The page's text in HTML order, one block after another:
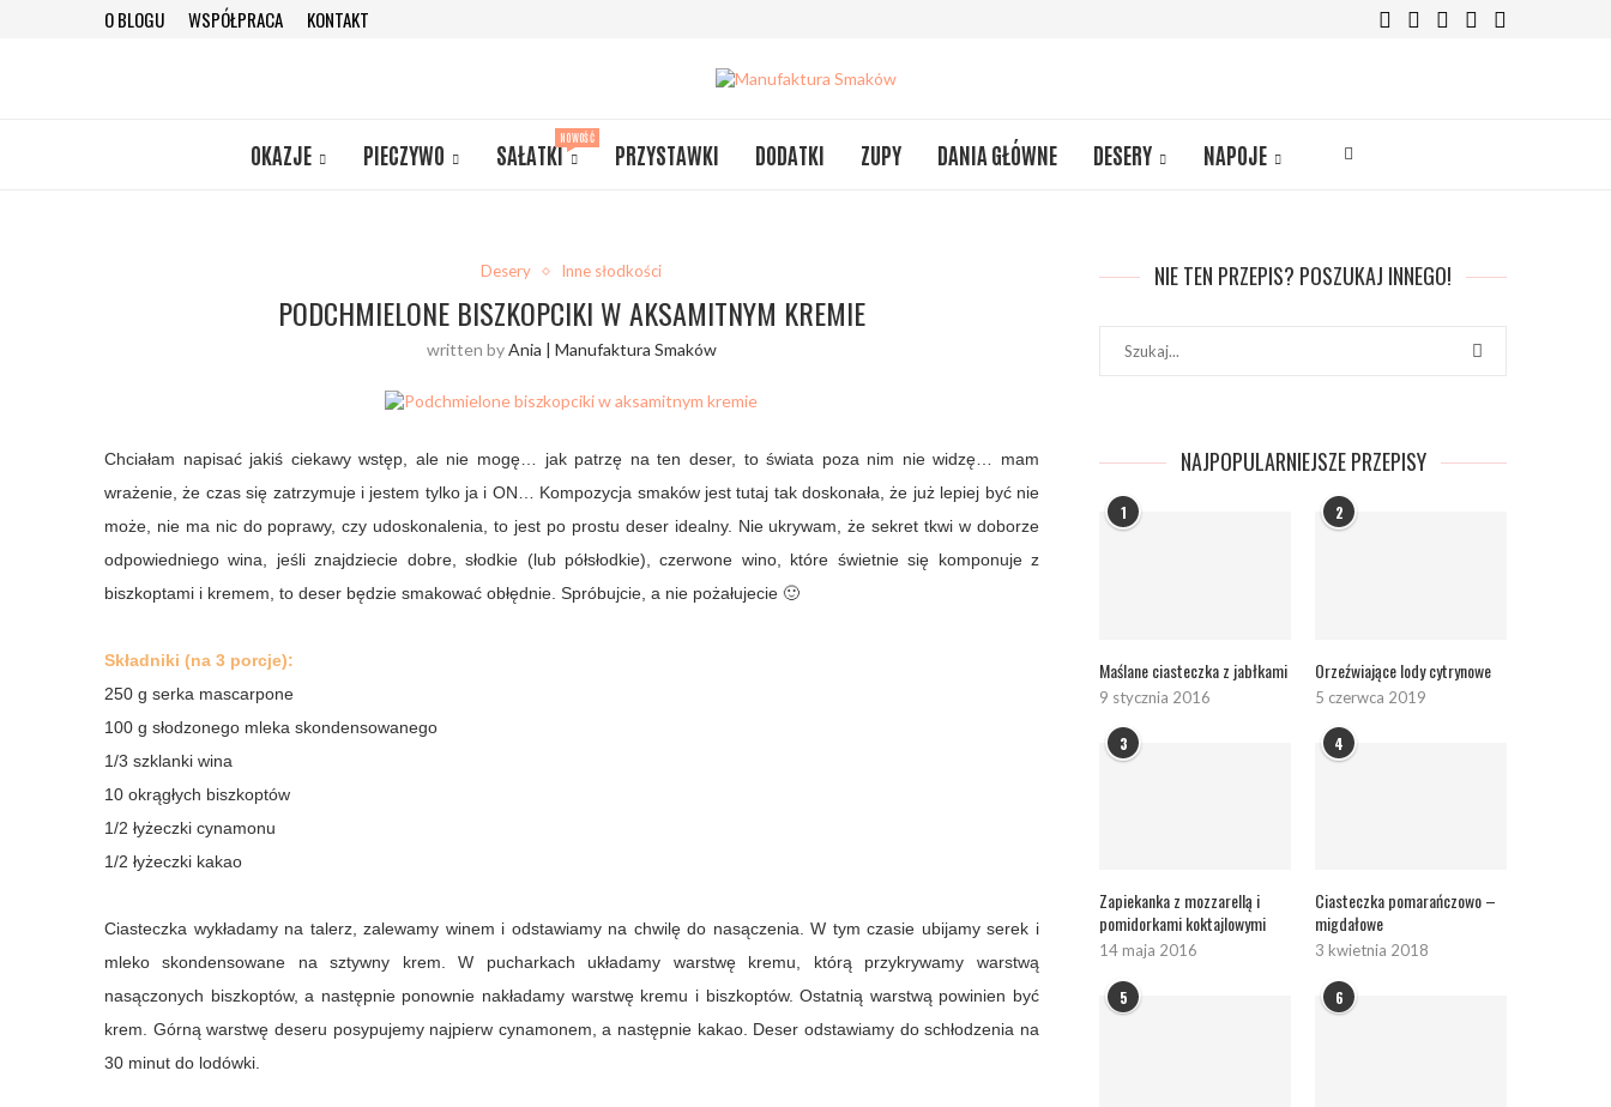
O BLOGU WSPÓŁPRACA KONTAKT
OKAZJE PIECZYWO SAŁATKI
NOWOŚĆ
PRZYSTAWKI DODATKI ZUPY DANIA GŁÓWNE DESERY NAPOJE
Desery Inne słodkości
PODCHMIELONE BISZKOPCIKI W AKSAMITNYM KREMIE
written byAnia | Manufaktura Smaków
Chciałam napisać jakiś ciekawy wstęp, ale nie mogę… jak patrzę na ten deser, to świata poza nim nie widzę… mam
wrażenie, że czas się zatrzymuje i jestem tylko ja i ON… Kompozycja smaków jest tutaj tak doskonała, że już lepiej być nie
może, nie ma nic do poprawy, czy udoskonalenia, to jest po prostu deser idealny. Nie ukrywam, że sekret tkwi w doborze
odpowiedniego wina, jeśli znajdziecie dobre, słodkie (lub półsłodkie), czerwone wino, które świetnie się komponuje z
biszkoptami i kremem, to deser będzie smakować obłędnie. Spróbujcie, a nie pożałujecie 🙂
Składniki (na 3 porcje):
250 g serka mascarpone
100 g słodzonego mleka skondensowanego
1/3 szklanki wina
10 okrągłych biszkoptów
1/2 łyżeczki cynamonu
1/2 łyżeczki kakao
Ciasteczka wykładamy na talerz, zalewamy winem i odstawiamy na chwilę do nasączenia. W tym czasie ubijamy serek i
mleko skondensowane na sztywny krem. W pucharkach układamy warstwę kremu, którą przykrywamy warstwą
nasączonych biszkoptów, a następnie ponownie nakładamy warstwę kremu i biszkoptów. Ostatnią warstwą powinien być
krem. Górną warstwę deseru posypujemy najpierw cynamonem, a następnie kakao. Deser odstawiamy do schłodzenia na
30 minut do lodówki.
NIE TEN PRZEPIS? POSZUKAJ INNEGO!
NAJPOPULARNIEJSZE PRZEPISY
1
Maślane ciasteczka z jabłkami
9 stycznia 2016
2
Orzeźwiające lody cytrynowe
5 czerwca 2019
3
Zapiekanka z mozzarellą i
pomidorkami koktajlowymi
14 maja 2016
4
Ciasteczka pomarańczowo –
migdałowe
3 kwietnia 2018
5 6